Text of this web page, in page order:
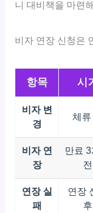
니 대비책을 마련
비자 연장 신청은
항목 시
비자 변
경
체류
비자 연
장
만료 3
전
연장 실
패
연장
후